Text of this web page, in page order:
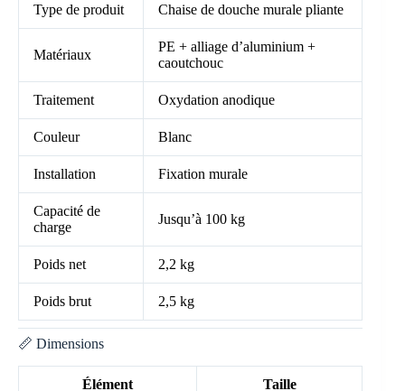
Type de produit Chaise de douche murale pliante
Matériaux
PE + alliage d’aluminium +
caoutchouc
Traitement Oxydation anodique
Couleur Blanc
Installation Fixation murale
Capacité de
charge
Jusqu’à 100 kg
Poids net 2,2 kg
Poids brut 2,5 kg
📏 Dimensions
Élément Taille